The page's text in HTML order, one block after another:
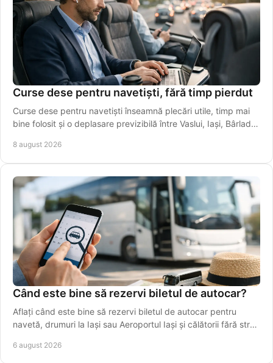
Curse dese pentru navetiști, fără timp pierdut
Curse dese pentru navetiști înseamnă plecări utile, timp mai
bine folosit și o deplasare previzibilă între Vaslui, Iași, Bârlad și
8 august 2026
Când este bine să rezervi biletul de autocar?
Aflați când este bine să rezervi biletul de autocar pentru
navetă, drumuri la Iași sau Aeroportul Iași și călătorii fără stres
6 august 2026